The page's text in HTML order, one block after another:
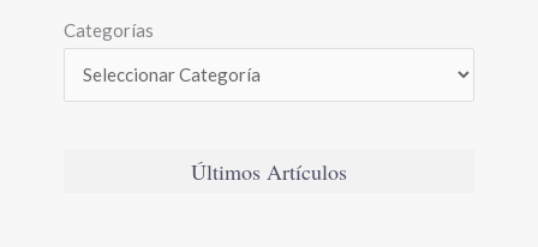
Categorías
Últimos Artículos